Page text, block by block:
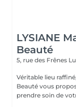
LYSIANE
Beauté
5, rue des Frênes
Véritable lieu raffiné, cosy et
Beauté vous
prendre soin de